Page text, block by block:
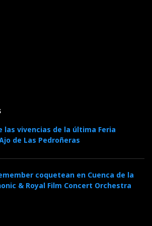
las vivencias de la última Feria
de Las Pedroñeras
coquetean en Cuenca de la
& Royal Film Concert Orchestra